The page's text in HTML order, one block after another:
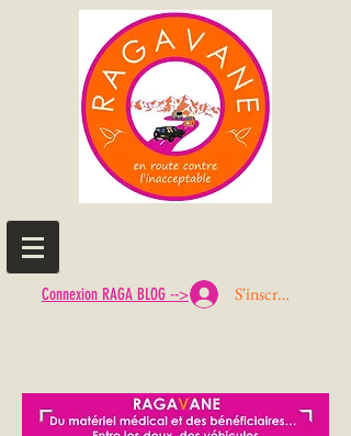
Connexion RAGA BLOG --> S'inscrire ou Se